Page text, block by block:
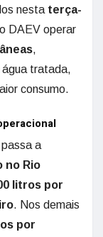
nesta terça-
DAEV operar
,
água tratada,
consumo.
a
no Rio
litros por
. Nos demais
por